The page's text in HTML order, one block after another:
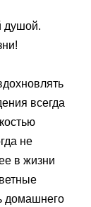
душой.
всегда
не
в жизни
домашнего